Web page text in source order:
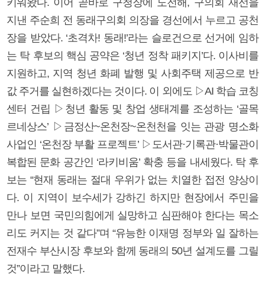
지낸 주순희 전 동래구의회 의장을 경선에서 누르고 공천
장을 받았다. ‘초격차! 동래!’라는 슬로건으로 선거에 임하
는 탁 후보의 핵심 공약은 ‘청년 정착 패키지’다. 이사비를
지원하고, 지역 청년 화폐 발행 및 사회주택 제공으로 반
값 주거를 실현하겠다는 것이다. 이 외에도 ▷AI 학습 코칭
센터 건립 ▷청년 활동 및 창업 생태계를 조성하는 ‘골목
르네상스’ ▷금정산~온천장~온천천을 잇는 관광 명소화
사업인 ‘온천장 부활 프로젝트’ ▷도서관·기록관·박물관이
복합된 문화 공간인 ‘라키비움’ 확충 등을 내세웠다. 탁 후
보는 “현재 동래는 절대 우위가 없는 치열한 접전 양상이
다. 이 지역이 보수세가 강하긴 하지만 현장에서 주민을
만나 보면 국민의힘에게 실망하고 심판해야 한다는 목소
리도 커지는 것 같다”며 “유능한 이재명 정부와 일 잘하는
전재수 부산시장 후보와 함께 동래의 50년 설계도를 그릴
것”이라고 말했다.